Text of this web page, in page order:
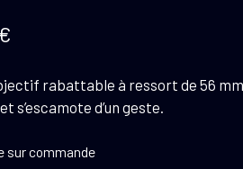
€
rabattable à ressort de 56
s’escamote d’un geste.
sur commande